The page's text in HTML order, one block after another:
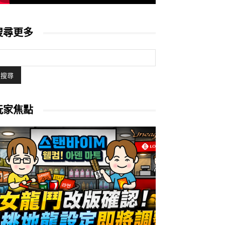
尋更多
家焦點